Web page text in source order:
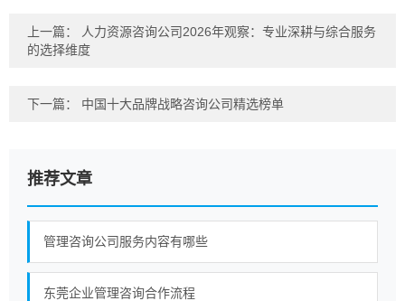
上一篇：
人力资源咨询公司2026年观察：专业深耕与综合服务
的选择维度
下一篇： 中国十大品牌战略咨询公司精选榜单
推荐文章
管理咨询公司服务内容有哪些
东莞企业管理咨询合作流程